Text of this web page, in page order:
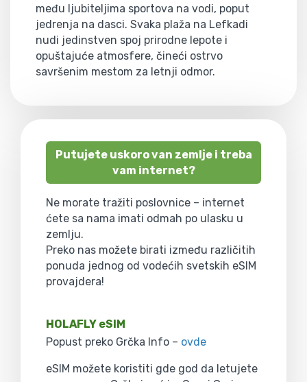
među ljubiteljima sportova na vodi, poput
jedrenja na dasci. Svaka plaža na Lefkadi
nudi jedinstven spoj prirodne lepote i
opuštajuće atmosfere, čineći ostrvo
savršenim mestom za letnji odmor.
Putujete uskoro van zemlje i treba
vam internet?
Ne morate tražiti poslovnice – internet
ćete sa nama imati odmah po ulasku u
zemlju.
Preko nas možete birati između različitih
ponuda jednog od vodećih svetskih eSIM
provajdera!
HOLAFLY eSIM
Popust preko Grčka Info – ovde
eSIM možete koristiti gde god da letujete